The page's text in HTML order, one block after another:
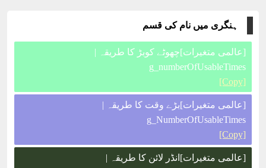
ہنگری میں نام کی قسم
[عالمی متغیرات]چھوٹے کوبڑ کا طریقہ |
g_numberOfUsableTimes
[Copy]
[عالمی متغیرات]بڑے وقت کا طریقہ |
g_NumberOfUsableTimes
[Copy]
[عالمی متغیرات]انڈر لائن کا طریقہ |